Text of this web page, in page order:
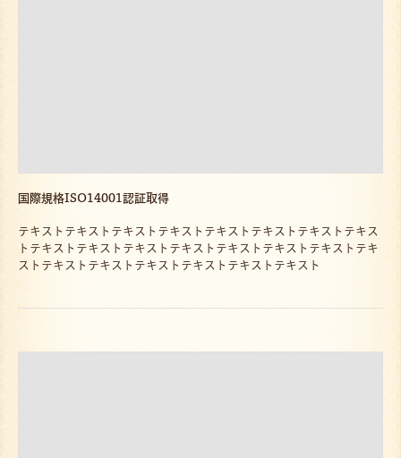
国際規格ISO14001認証取得
テキストテキストテキストテキストテキストテキストテキストテキス
トテキストテキストテキストテキストテキストテキストテキストテキ
ストテキストテキストテキストテキストテキストテキスト